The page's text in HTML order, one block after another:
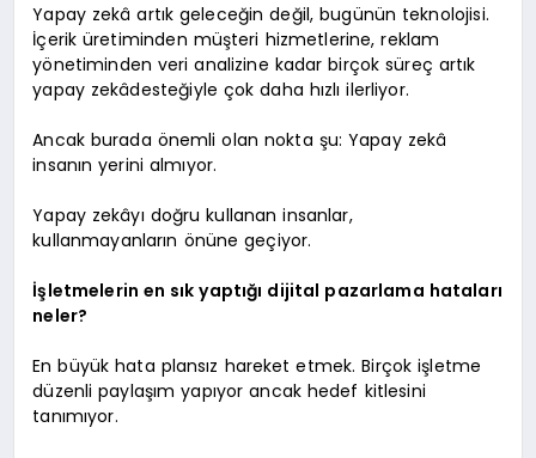
Yapay zekâ artık geleceğin değil, bugünün teknolojisi.
İçerik üretiminden müşteri hizmetlerine, reklam
yönetiminden veri analizine kadar birçok süreç artık
yapay zekâdesteğiyle çok daha hızlı ilerliyor.
Ancak burada önemli olan nokta şu: Yapay zekâ
insanın yerini almıyor.
Yapay zekâyı doğru kullanan insanlar,
kullanmayanların önüne geçiyor.
İşletmelerin en sık yaptığı dijital pazarlama hataları
neler?
En büyük hata plansız hareket etmek. Birçok işletme
düzenli paylaşım yapıyor ancak hedef kitlesini
tanımıyor.